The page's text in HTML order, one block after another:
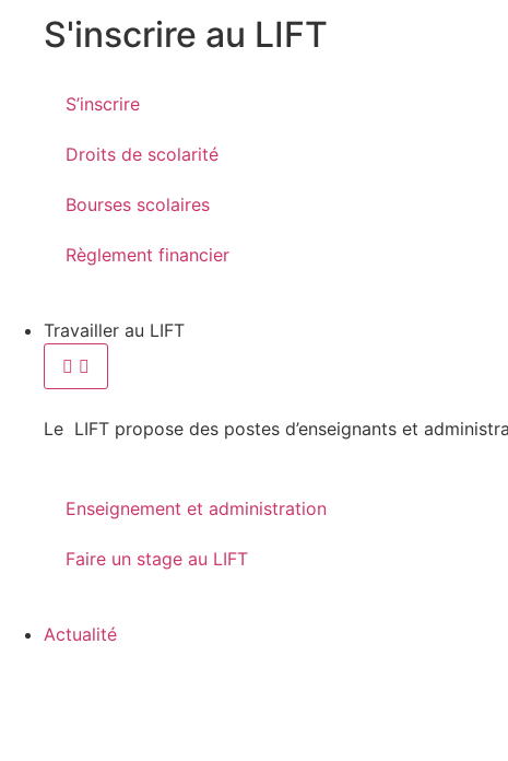
S'inscrire au LIFT
S’inscrire
Droits de scolarité
Bourses scolaires
Règlement financier
Travailler au LIFT
Le LIFT propose des postes d’enseignants et
Enseignement et administration
Faire un stage au LIFT
Actualité